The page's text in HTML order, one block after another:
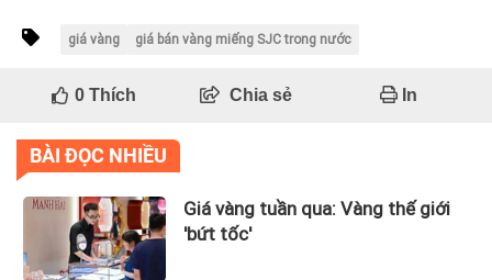
giá vàng giá bán vàng miếng SJC trong nước
0Thích Chia sẻ In
BÀI ĐỌC NHIỀU
Giá vàng tuần qua: Vàng thế giới
'bứt tốc'